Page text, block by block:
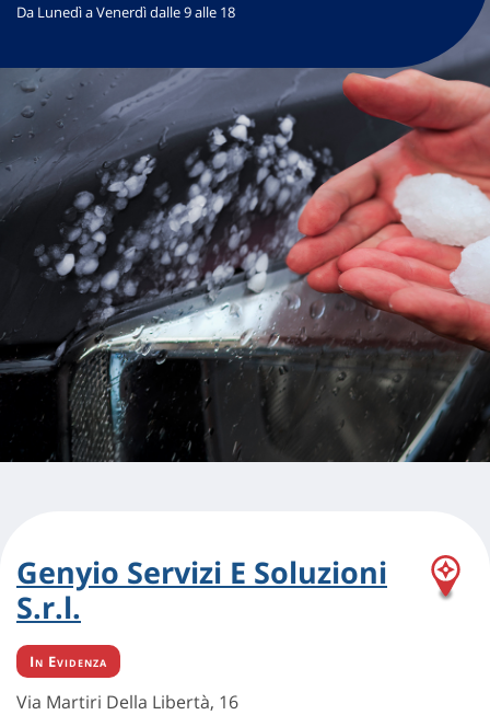
Da Lunedì a Venerdì dalle 9 alle 18
Genyio Servizi E Soluzioni
S.r.l.
In Evidenza
Via Martiri Della Libertà, 16